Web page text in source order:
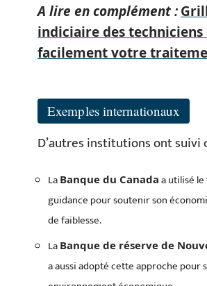
A lire en complément :
indiciaire des techniciens
facilement votre
Exemples internationaux
D’autres institutions ont suivi
La Banque du Canada a utilisé
guidance pour soutenir son
de faiblesse.
La Banque de réserve de
a aussi adopté cette approche pour